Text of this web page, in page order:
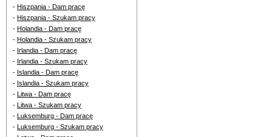
- Hiszpania - Dam pracę
- Hiszpania - Szukam pracy
- Holandia - Dam pracę
- Holandia - Szukam pracy
- Irlandia - Dam pracę
- Irlandia - Szukam pracy
- Islandia - Dam pracę
- Islandia - Szukam pracy
- Litwa - Dam pracę
- Litwa - Szukam pracy
- Luksemburg - Dam pracę
- Luksemburg - Szukam pracy